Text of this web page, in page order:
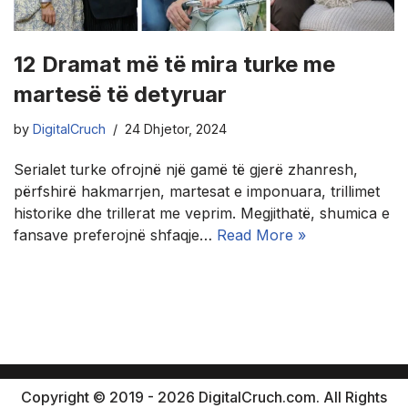
12 Dramat më të mira turke me
martesë të detyruar
by DigitalCruch 24 Dhjetor, 2024
Serialet turke ofrojnë një gamë të gjerë zhanresh,
përfshirë hakmarrjen, martesat e imponuara, trillimet
historike dhe trillerat me veprim. Megjithatë, shumica e
fansave preferojnë shfaqje… Read More »
Copyright © 2019 - 2026 DigitalCruch.com. All Rights